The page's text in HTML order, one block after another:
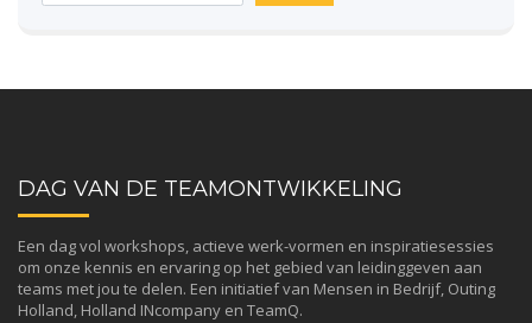
DAG VAN DE TEAMONTWIKKELING
Een dag vol workshops, actieve werk-vormen en inspiratiesessies
om onze kennis en ervaring op het gebied van leidinggeven aan
teams met jou te delen. Een initiatief van Mensen in Bedrijf, Outing
Holland, Holland INcompany en TeamQ.